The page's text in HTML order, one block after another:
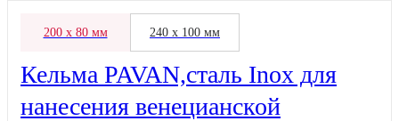
200 х 80 мм 240 х 100 мм
Кельма PAVAN,сталь Inox для
нанесения венецианской